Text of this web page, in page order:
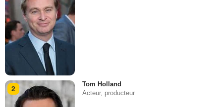
2
Tom Holland
Acteur, producteur